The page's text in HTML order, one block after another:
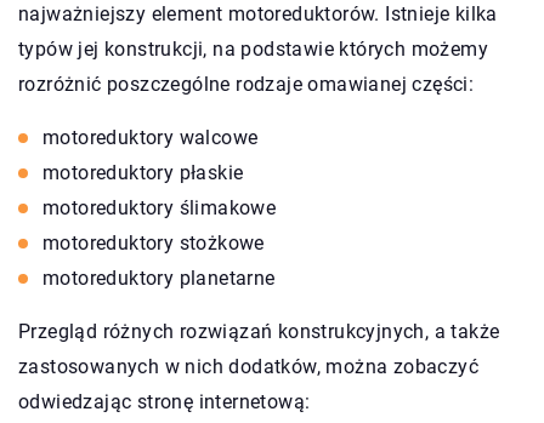
najważniejszy element motoreduktorów. Istnieje kilka
typów jej konstrukcji, na podstawie których możemy
rozróżnić poszczególne rodzaje omawianej części:
motoreduktory walcowe
motoreduktory płaskie
motoreduktory ślimakowe
motoreduktory stożkowe
motoreduktory planetarne
Przegląd różnych rozwiązań konstrukcyjnych, a także
zastosowanych w nich dodatków, można zobaczyć
odwiedzając stronę internetową: